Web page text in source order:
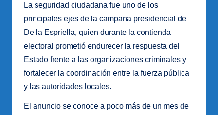
La seguridad ciudadana fue uno de los
principales ejes de la campaña presidencial de
De la Espriella, quien durante la contienda
electoral prometió endurecer la respuesta del
Estado frente a las organizaciones criminales y
fortalecer la coordinación entre la fuerza pública
y las autoridades locales.
El anuncio se conoce a poco más de un mes de